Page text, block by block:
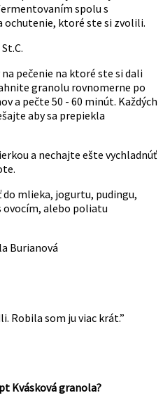
spolu s
ktoré ste si zvolili.
pečenie na ktoré ste si dali
granolu rovnomerne po
a pečte 50 - 60 minút. Každých
aby sa prepiekla
a nechajte ešte vychladnúť
mlieka, jogurtu, pudingu,
ovocím, alebo poliatu
Burianová
Robila som ju viac krát.”
Kvásková granola?